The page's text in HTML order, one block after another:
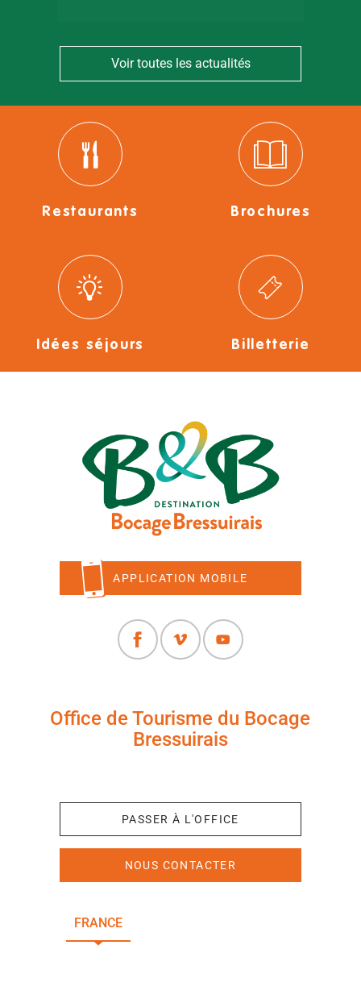
Voir toutes les actualités
Restaurants Brochures
Idées séjours Billetterie
APPLICATION MOBILE
Office de Tourisme du Bocage
Bressuirais
PASSER À L'OFFICE
NOUS CONTACTER
FRANCE